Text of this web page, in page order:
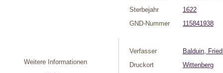
Weitere Informationen
Sterbejahr
1622
GND-Nummer
115841938
Verfasser
Balduin,
Druckort
Wittenberg